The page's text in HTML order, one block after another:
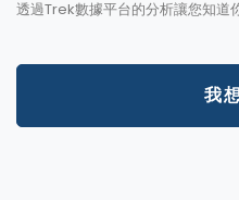
透過Trek數據平台的分析讓您知道
我